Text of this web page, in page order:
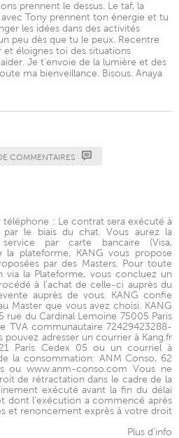
prennent le dessus. Le taf, la
Tony prennent ton énergie et tu
les idées dans des activités
peu dès que tu le peux. Recentre
éloignes toi des situations
Je t'envoie de la lumière et des
ma bienveillance. Bisous. Anaya
COMMENTAIRES
: Le contrat sera exécuté à
le biais du chat. Vous aurez la
par carte bancaire (Visa,
la plateforme, KANG vous propose
par des Masters. Pour toute
via la Plateforme, vous concluez un
à l'achat de celle-ci auprès du
auprès de vous. KANG confie
Master que vous avez choisi. KANG
rue du Cardinal Lemoine 75005 Paris
TVA communautaire 72429423288-
adresser un courrier à Kang.fr
Paris Cedex 05 ou un courriel à
la consommation: ANM Conso, 62
ou www.anm-conso.com Vous ne
de rétractation dans le cadre de la
exécuté avant la fin du délai
dont l’exécution a commencé après
et renoncement exprès à votre droit
Plus d'info